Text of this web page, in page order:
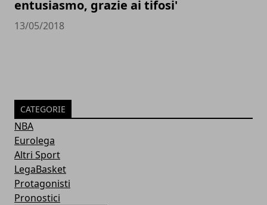
entusiasmo, grazie ai tifosi'
13/05/2018
CATEGORIE
NBA
Eurolega
Altri Sport
LegaBasket
Protagonisti
Pronostici